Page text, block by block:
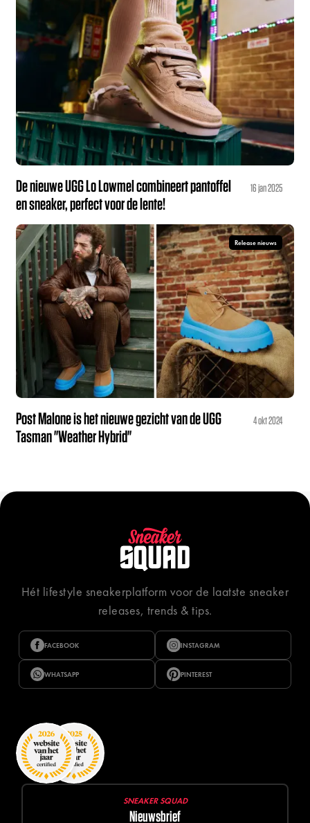
De nieuwe UGG Lo Lowmel combineert pantoffel
en sneaker, perfect voor de lente!
16 jan 2025
Release nieuws
Post Malone is het nieuwe gezicht van de UGG
Tasman "Weather Hybrid"
4 okt 2024
Hét lifestyle sneakerplatform voor de laatste sneaker
releases, trends & tips.
FACEBOOK INSTAGRAM
WHATSAPP PINTEREST
SNEAKER SQUAD
Nieuwsbrief